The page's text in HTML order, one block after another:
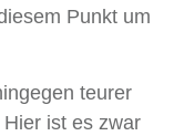
Punkt um
teurer
ist es zwar